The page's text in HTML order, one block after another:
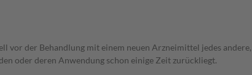
der Behandlung mit einem neuen Arzneimittel jedes
oder deren Anwendung schon einige Zeit zurückliegt.